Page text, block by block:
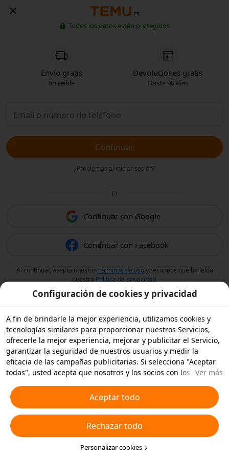
ES
Todos los datos están protegidos
Envío gratis
Increíble
Devoluciones gratis
Hasta 90 días
Continuar.
¿Problemas al iniciar sesión?
O
Continuar con Google
Continuar con Facebook
Al continuar, acepta nuestroTérminos de usoy reconoce que ha leído
nuestro Política de privacidad.
Configuración de cookies y privacidad
A fin de brindarle la mejor experiencia, utilizamos cookies y
tecnologías similares para proporcionar nuestros Servicios,
ofrecerle la mejor experiencia, mejorar y publicitar el Servicio,
garantizar la seguridad de nuestros usuarios y medir la
eficacia de las campañas publicitarias. Si selecciona "Aceptar
todas", usted acepta que nosotros y los socios con los que
su dispositivo con fines publicitarios. También puede
"Rechazar todas" las cookies no esenciales o elegir qué tipos
de cookies desea aceptar o desactivar haciendo clic en
"Personalizar cookies" a continuación, o en cualquier momento
en su configuración de privacidad. Para obtener más detalles,
Política de cookies y tecnologías similares
Ver más
Aceptar todo
Rechazar todo
Personalizar cookies